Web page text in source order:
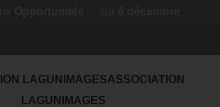
LAGUNIMAGESASSOCIATION
LAGUNIMAGES